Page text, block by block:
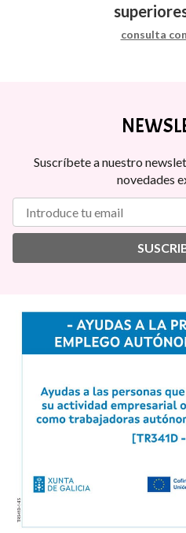
consulta
Suscríbete a nuestro
novedades